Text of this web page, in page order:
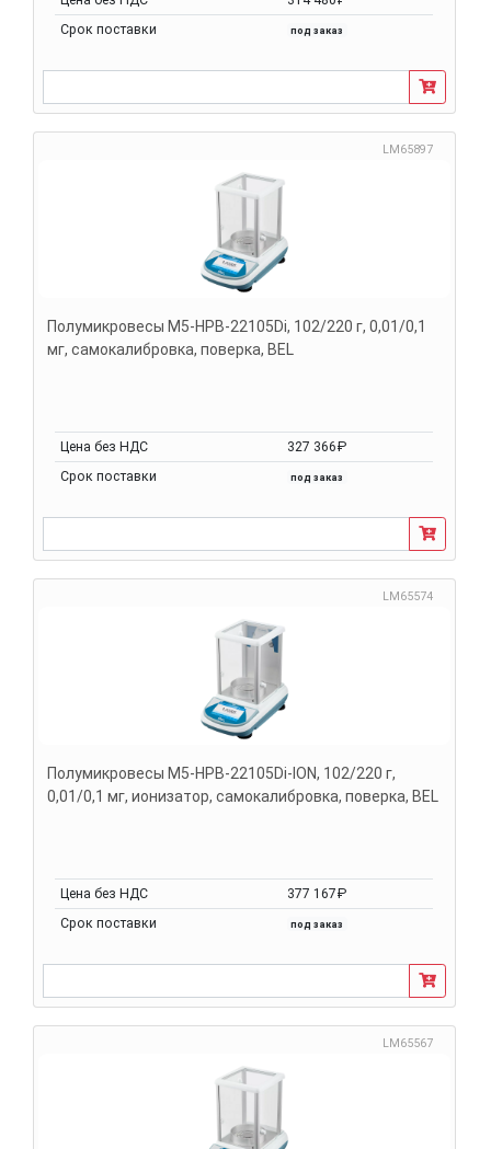
Срок поставки
под заказ
LM65897
Полумикровесы M5-HPB-22105Di, 102/220 г, 0,01/0,1
мг, самокалибровка, поверка, BEL
Цена без НДС
327 366₽
Срок поставки
под заказ
LM65574
Полумикровесы M5-HPB-22105Di-ION, 102/220 г,
0,01/0,1 мг, ионизатор, самокалибровка, поверка, BEL
Цена без НДС
377 167₽
Срок поставки
под заказ
LM65567